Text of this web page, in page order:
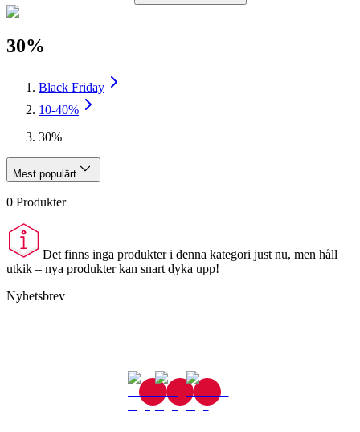
30%
Black Friday
10-40%
30%
Mest populärt
0 Produkter
Det finns inga produkter i denna kategori just nu, men håll
utkik – nya produkter kan snart dyka upp!
Nyhetsbrev